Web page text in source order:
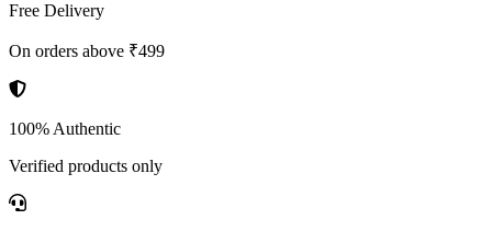
Free Delivery
On orders above ₹499
100% Authentic
Verified products only